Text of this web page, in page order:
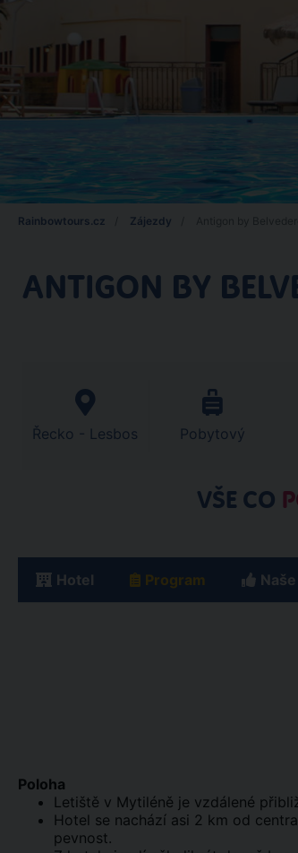
Rainbowtours.cz Zájezdy
ANTIGON BY
Řecko - Lesbos Pobytový
VŠE CO
Hotel Program
Poloha
Letiště v Mytiléně je vzdálené
Hotel se nachází asi 2 km od
pevnost.